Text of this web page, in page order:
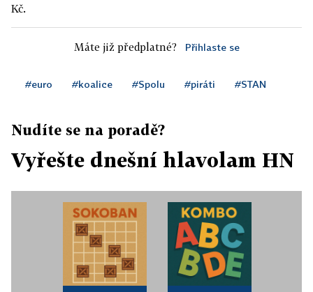
Kč.
Máte již předplatné? Přihlaste se
#euro #koalice #Spolu #piráti #STAN
Nudíte se na poradě?
Vyřešte dnešní hlavolam HN